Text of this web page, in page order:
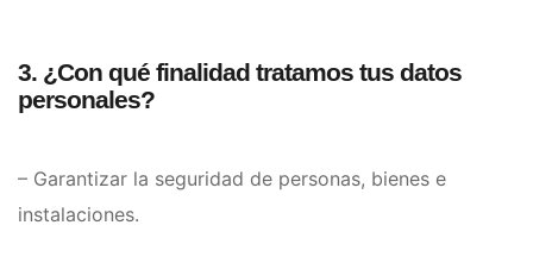
3. ¿Con qué finalidad tratamos tus datos
personales?
– Garantizar la seguridad de personas, bienes e
instalaciones.